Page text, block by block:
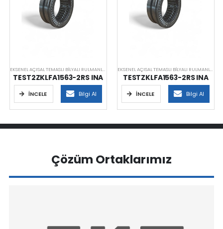
TEST2ZKLFA1563-2RS INA
İNCELE Bilgi Al
TESTZKLFA1563-2RS INA
İNCELE Bilgi Al
Çözüm Ortaklarımız